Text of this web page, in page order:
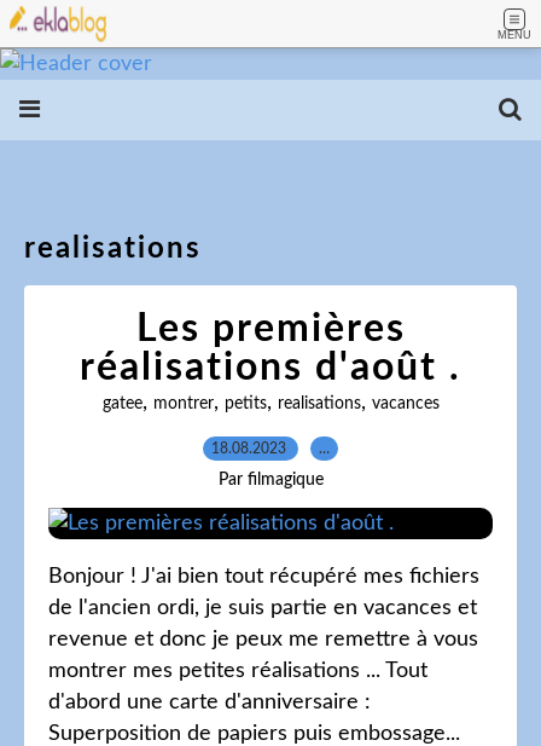
MENU
realisations
Les premières
réalisations d'août .
gatee, montrer, petits, realisations, vacances
18.08.2023 …
Par filmagique
Bonjour ! J'ai bien tout récupéré mes fichiers
de l'ancien ordi, je suis partie en vacances et
revenue et donc je peux me remettre à vous
montrer mes petites réalisations ... Tout
d'abord une carte d'anniversaire :
Superposition de papiers puis embossage...